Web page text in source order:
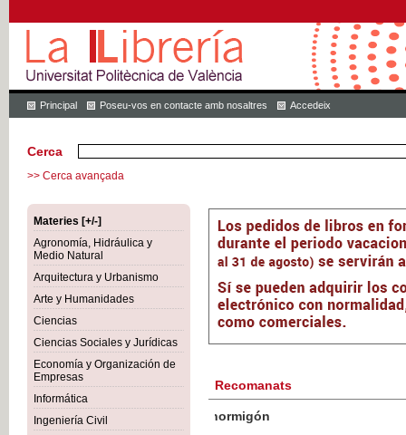
Principal Poseu-vos en contacte amb nosaltres Accedeix
Cerca
>> Cerca avançada
Materies [+/-]
Agronomía, Hidráulica y
Medio Natural
Arquitectura y Urbanismo
Arte y Humanidades
Ciencias
Ciencias Sociales y Jurídicas
Economía y Organización de
Empresas
Informática
Ingeniería Civil
Recomanats
Botánica Agroalimentaria